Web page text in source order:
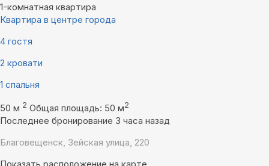
1-комнатная квартира
Квартира в центре города
4 гостя
2 кровати
1 спальня
50 м 2 Общая площадь: 50 м2
Последнее бронирование 3 часа назад
Благовещенск, Зейская улица, 220